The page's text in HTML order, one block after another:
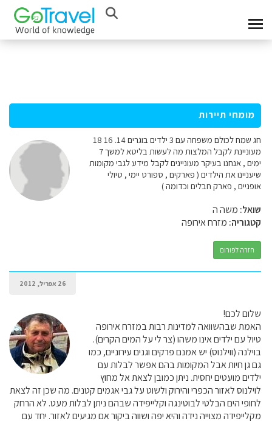
מומחי תיירות
חג שמח לכולם משפחה עם 3 ילדים בוגרים 14. 16 18
מעוניינת לקבל המלצות מה לעשות בליטא למשך 7
ימים , אנחנו בעיקר מעוניינים לקבל מידע לגבי מקומות
שיעניינו את הילדים ( פארקים , ספורט יימי , טיולי
אופניים , פארק חבלים וכדומה )
שואל: משה ה
קטגוריה: מזרח אירופה
חזרה לפורום
26 אפריל, 2012
שלום לכם!
האמת שבהשוואה למדינות רבות במזרח אירופה
טיול עם ילדים אינו משהו (צר לי על המים הקרים).
בוילנה (ווילנוס) יש אמנם פרקים וגנים עירוניים, כמו
גם גן חיות אבל המקומות בהם אפשר לבלות עם
ילדים מועטים יחסית. ניתן כמובן לצאת אל מחוץ
לוילנוס לאזור הכפרי והירוק ולשוט על גבי אגמים קטנים. מה שכן זה לצאת
לחופי הים הבלטי לבוטינגה וקלייפידה שבהם ניתן לבלות מעט. לא הרחק
מקלייפידה מצוייה נידה והיא יפה ושווה ביקור אם מגיעים לאזור. יחד עם